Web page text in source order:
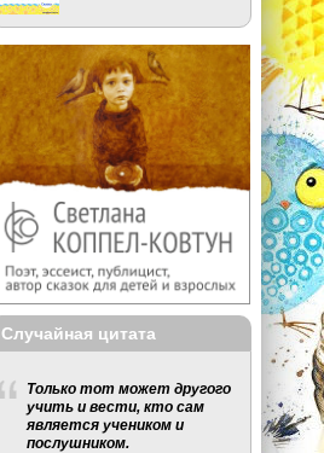
Случайная цитата
Только тот может другого
учить и вести, кто сам
является учеником и
послушником.